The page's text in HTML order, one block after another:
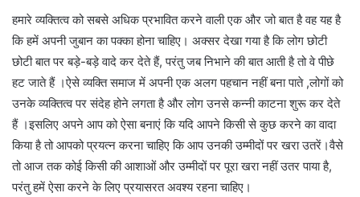
हमारे व्यक्तित्व को सबसे अधिक प्रभावित करने वाली एक और जो बात है वह यह है
कि हमें अपनी जुबान का पक्का होना चाहिए। अक्सर देखा गया है कि लोग छोटी
छोटी बात पर बड़े-बड़े वादे कर देते हैं, परंतु जब निभाने की बात आती है तो वे पीछे
हट जाते हैं ।ऐसे व्यक्ति समाज में अपनी एक अलग पहचान नहीं बना पाते ,लोगों को
उनके व्यक्तित्व पर संदेह होने लगता है और लोग उनसे कन्नी काटना शुरू कर देते
हैं ।इसलिए अपने आप को ऐसा बनाएं कि यदि आपने किसी से कुछ करने का वादा
किया है तो आपको प्रयत्न करना चाहिए कि आप उनकी उम्मीदों पर खरा उतरें।वैसे
तो आज तक कोई किसी की आशाओं और उम्मीदों पर पूरा खरा नहीं उतर पाया है,
परंतु हमें ऐसा करने के लिए प्रयासरत अवश्य रहना चाहिए।